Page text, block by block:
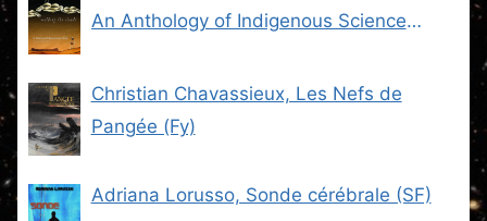
An Anthology of Indigenous Science
Christian Chavassieux, Les Nefs de
Pangée (Fy)
Adriana Lorusso, Sonde cérébrale (SF)